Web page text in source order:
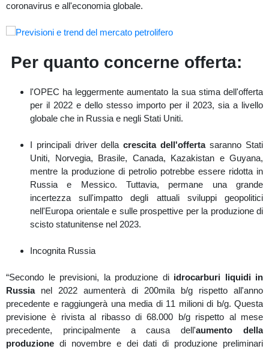
coronavirus e all'economia globale.
Per quanto concerne offerta:
l'OPEC ha leggermente aumentato la sua stima dell'offerta
per il 2022 e dello stesso importo per il 2023, sia a livello
globale che in Russia e negli Stati Uniti.
I principali driver della crescita dell'offerta saranno Stati
Uniti, Norvegia, Brasile, Canada, Kazakistan e Guyana,
mentre la produzione di petrolio potrebbe essere ridotta in
Russia e Messico. Tuttavia, permane una grande
incertezza sull'impatto degli attuali sviluppi geopolitici
nell'Europa orientale e sulle prospettive per la produzione di
scisto statunitense nel 2023.
Incognita Russia
“Secondo le previsioni, la produzione di idrocarburi liquidi in
Russianel 2022 aumenterà di 200mila b/g rispetto all'anno
precedente e raggiungerà una media di 11 milioni di b/g. Questa
previsione è rivista al ribasso di 68.000 b/g rispetto al mese
precedente, principalmente a causa dell'aumento della
produzione di novembre e dei dati di produzione preliminari